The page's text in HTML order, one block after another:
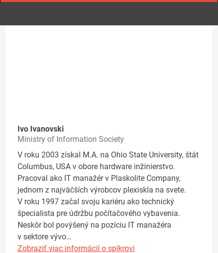
Ivo Ivanovski
Ministry of Information Society
V roku 2003 získal M.A. na Ohio State University, štát
Columbus, USA v obore hardware inžinierstvo.
Pracoval ako IT manažér v Plaskolite Company,
jednom z najväčších výrobcov plexiskla na svete.
V roku 1997 začal svoju kariéru ako technický
špecialista pre údržbu počítačového vybavenia.
Neskôr bol povýšený na pozíciu IT manažéra
v sektore vývo…
Zobraziť viac informácií o spíkrovi